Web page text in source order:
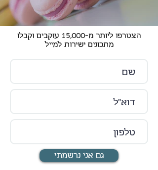
הצטרפו ליותר מ-15,000 עוקבים וקבלו
מתכונים ישירות למייל
גם אני נרשמתי